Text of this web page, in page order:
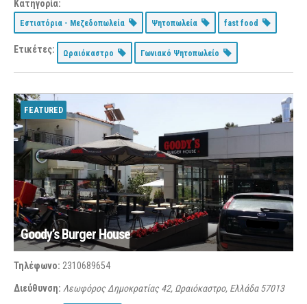
Κατηγορία:
Εστιατόρια - Μεζεδοπωλεία Ψητοπωλεία fast food
Ετικέτες: Ωραιόκαστρο Γωνιακό Ψητοπωλείο
FEATURED
Goody’s Burger House
Τηλέφωνο: 2310689654
Διεύθυνση: Λεωφόρος Δημοκρατίας 42, Ωραιόκαστρο, Ελλάδα 57013